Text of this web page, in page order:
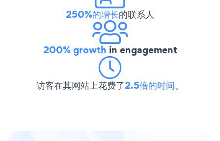
250%的增长的联系人
200% growth in engagement
访客在其网站上花费了2.5倍的时间。